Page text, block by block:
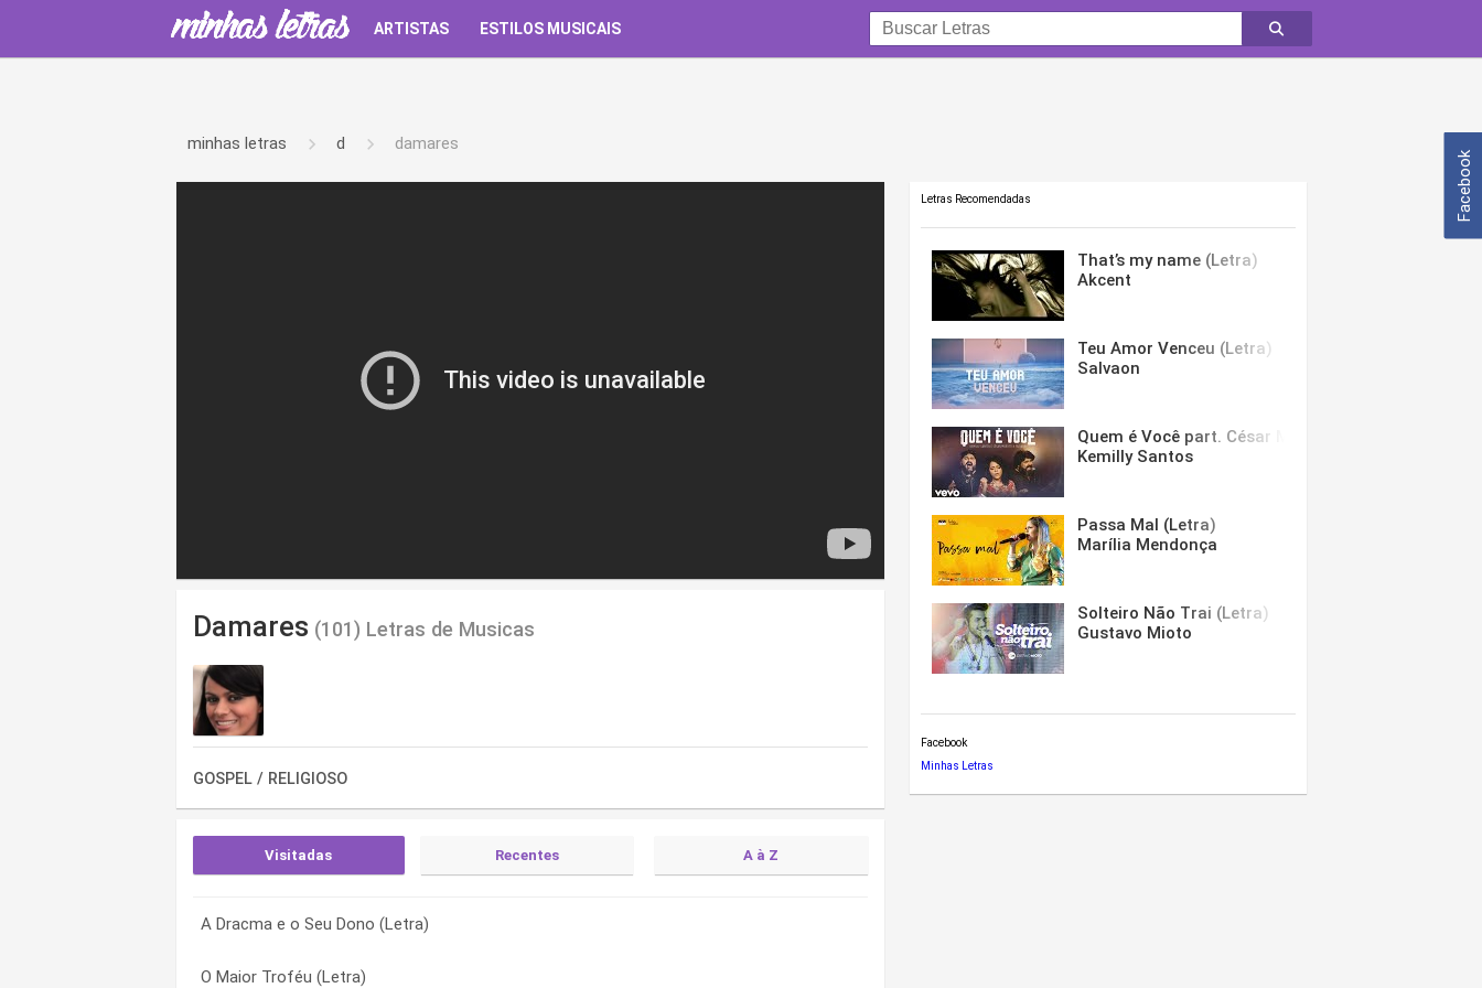
Facebook
ARTISTAS ESTILOS MUSICAIS
minhas letras d damares
Damares (101) Letras de Musicas
GOSPEL / RELIGIOSO
Visitadas Recentes A à Z
A Dracma e o Seu Dono (Letra)
O Maior Troféu (Letra)
Celebrando a Vida (Letra)
Tô Na Estrada (Letra)
A Batalha do Arcanjo (Letra)
A Dracma e o Seu Dono (Letra)
Letras Recomendadas
That’s my name (Letra)
Akcent
Teu Amor Venceu (Letra)
Salvaon
Quem é Você part. César Menotti & Fabiano (Letra)
Kemilly Santos
Passa Mal (Letra)
Marília Mendonça
Solteiro Não Trai (Letra)
Gustavo Mioto
Facebook
Minhas Letras